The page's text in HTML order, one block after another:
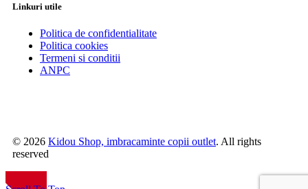
Linkuri utile
Politica de confidentialitate
Politica cookies
Termeni si conditii
ANPC
© 2026 Kidou Shop, imbracaminte copii outlet. All rights
reserved